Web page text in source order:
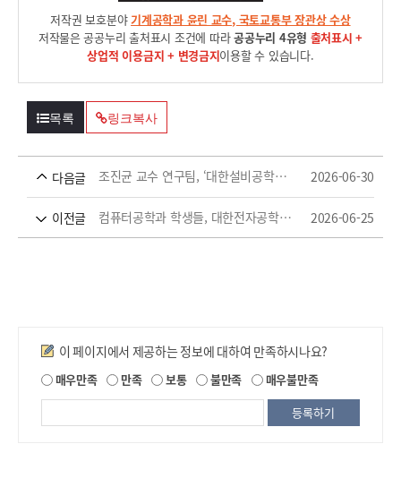
저작권 보호분야기계공학과 윤린 교수, 국토교통부 장관상 수상
저작물은 공공누리 출처표시 조건에 따라공공누리 4유형 출처표시 +
상업적 이용금지 + 변경금지이용할 수 있습니다.
목록 링크복사
다음글 조진균 교수 연구팀, ‘대한설비공학회 2026 하계학술대회’ 우수논문상 등 다수 수상 2026-06-30
이전글 컴퓨터공학과 학생들, 대한전자공학회 인공지능 학부생 논문경진대회 장려상 수상 2026-06-25
만족도조사
이 페이지에서 제공하는 정보에 대하여 만족하시나요?
매우만족 만족 보통 불만족 매우불만족
되
는